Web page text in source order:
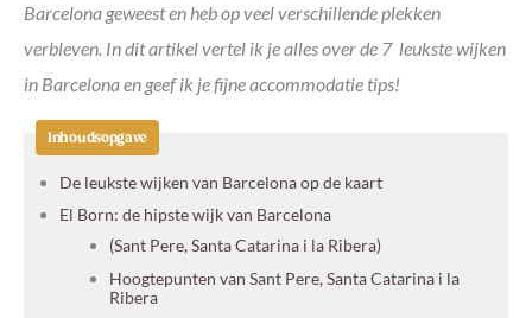
Barcelona geweest en heb op veel verschillende plekken
verbleven. In dit artikel vertel ik je alles over de 7 leukste wijken
in Barcelona en geef ik je fijne accommodatie tips!
Inhoudsopgave
De leukste wijken van Barcelona op de kaart
El Born: de hipste wijk van Barcelona
(Sant Pere, Santa Catarina i la Ribera)
Hoogtepunten van Sant Pere, Santa Catarina i la
Ribera